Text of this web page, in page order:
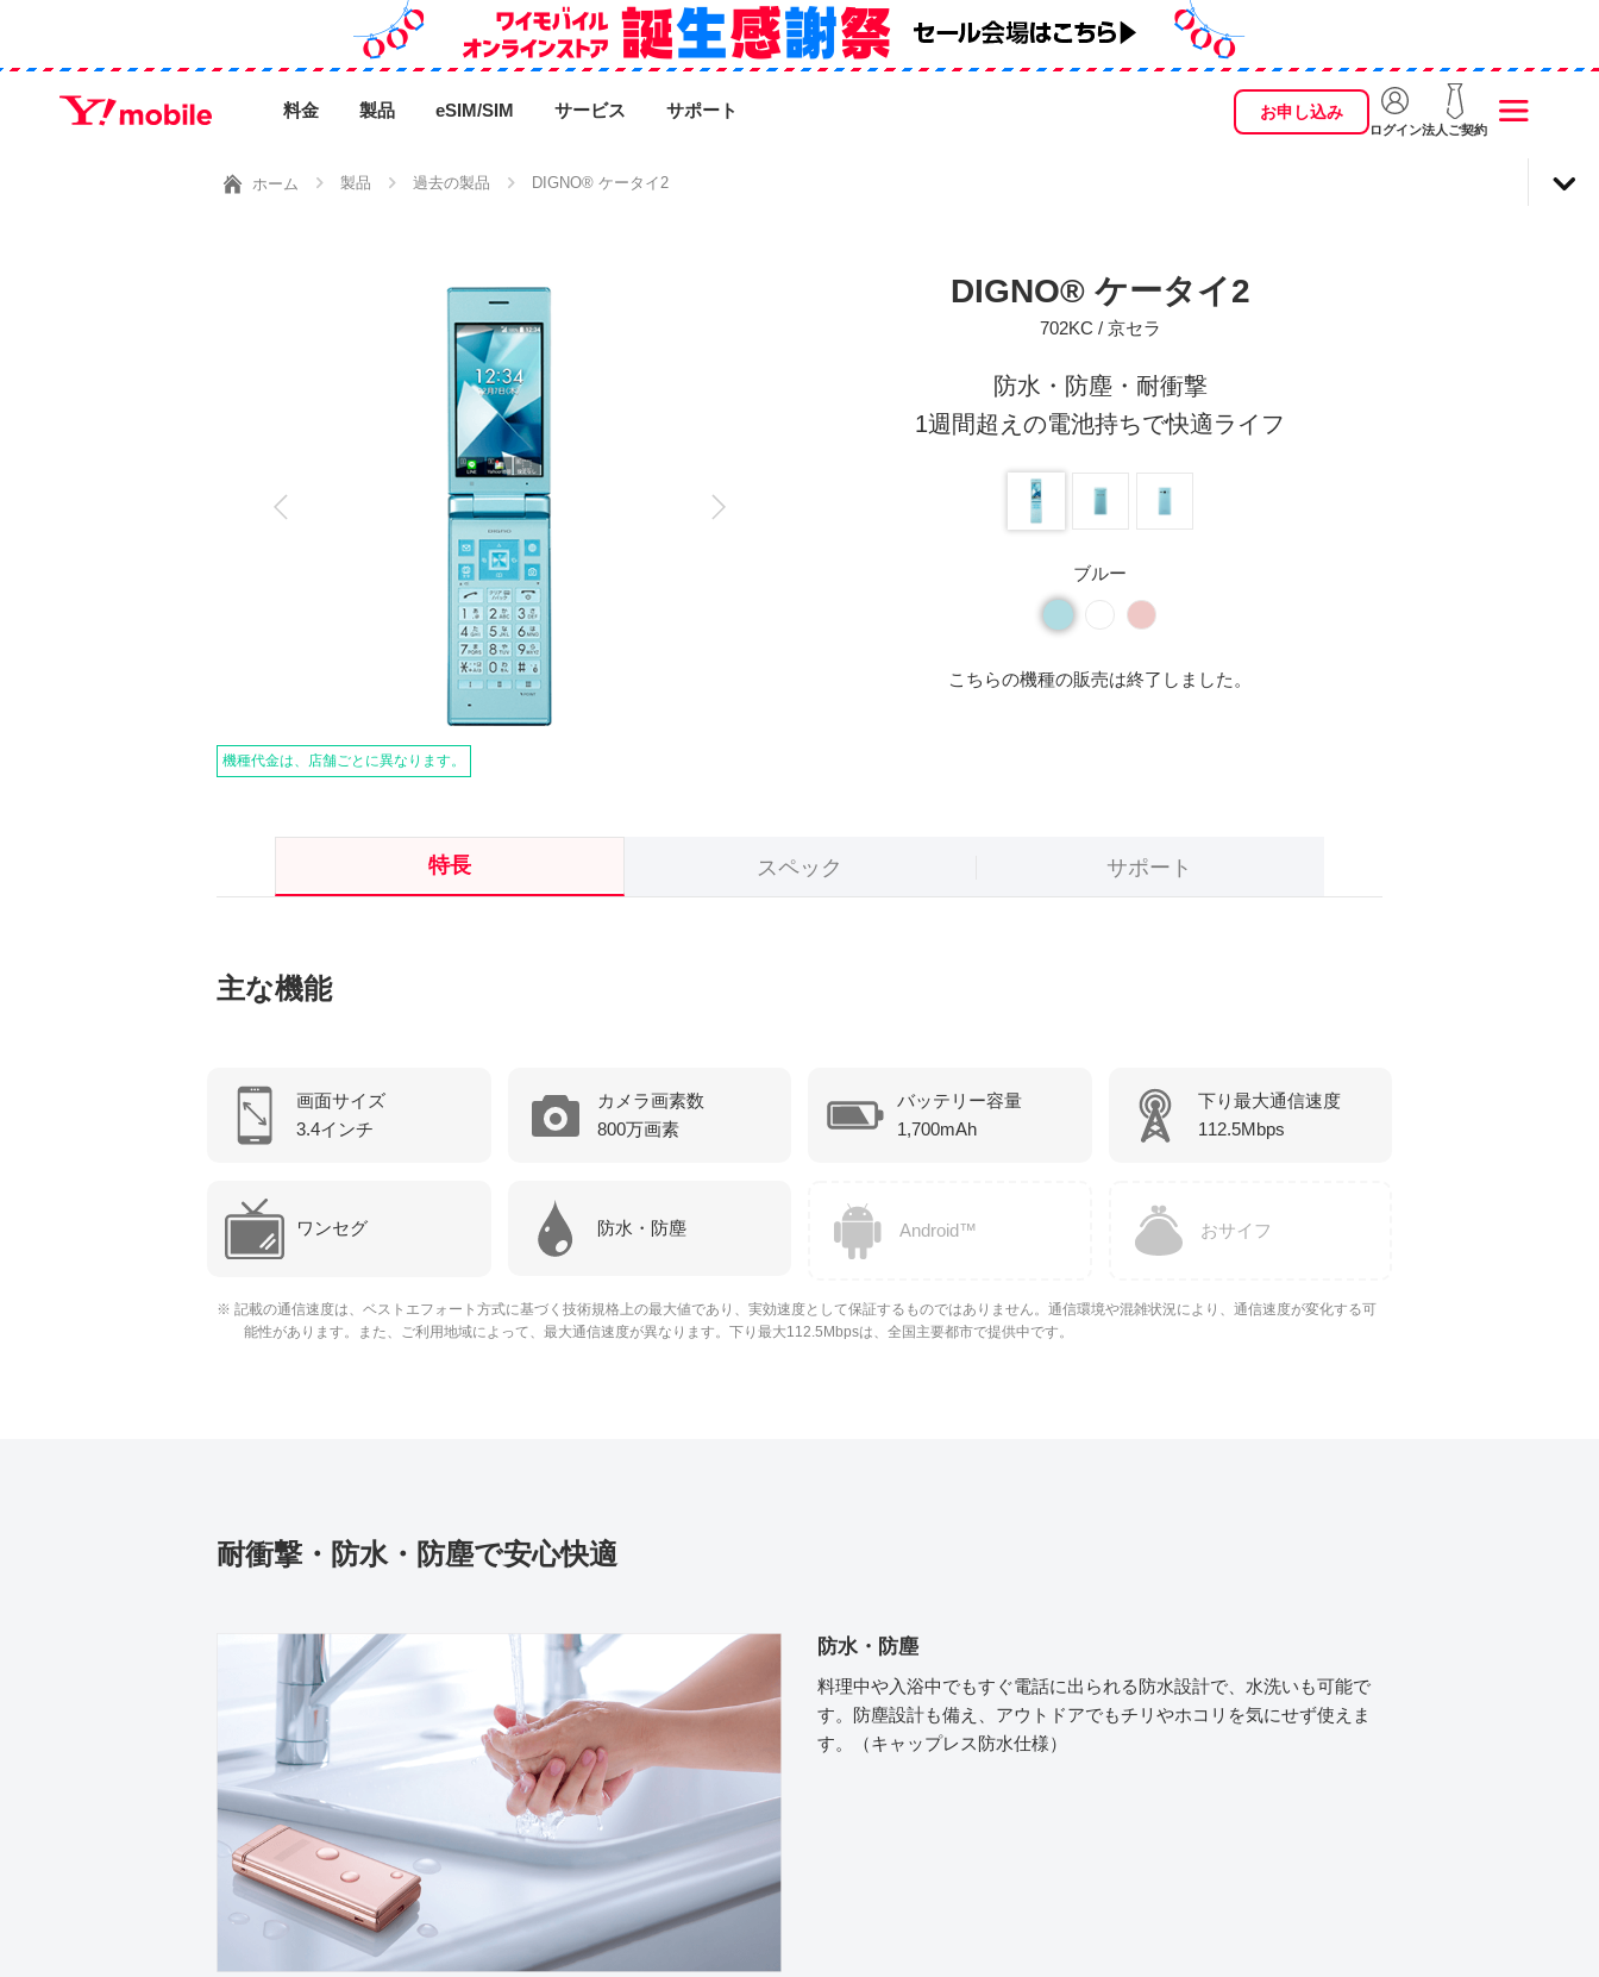
料金 製品 eSIM/SIM サービス サポート お申し込み
ログイン法人ご契約
ホーム 製品 過去の製品 DIGNO® ケータイ2
DIGNO® ケータイ2
702KC / 京セラ
防水・防塵・耐衝撃
1週間超えの電池持ちで快適ライフ
ブルー
こちらの機種の販売は終了しました。
機種代金は、店舗ごとに異なります。
特長 スペック サポート
主な機能
画面サイズ
3.4インチ
カメラ画素数
800万画素
バッテリー容量
1,700mAh
下り最大通信速度
112.5Mbps
ワンセグ 防水・防塵 Android™ おサイフ
※ 記載の通信速度は、ベストエフォート方式に基づく技術規格上の最大値であり、実効速度として保証するものではありません。通信環境や混雑状況により、通信速度が変化する可
能性があります。また、ご利用地域によって、最大通信速度が異なります。下り最大112.5Mbpsは、全国主要都市で提供中です。
耐衝撃・防水・防塵で安心快適
防水・防塵
料理中や入浴中でもすぐ電話に出られる防水設計で、水洗いも可能で
す。防塵設計も備え、アウトドアでもチリやホコリを気にせず使えま
す。（キャップレス防水仕様）